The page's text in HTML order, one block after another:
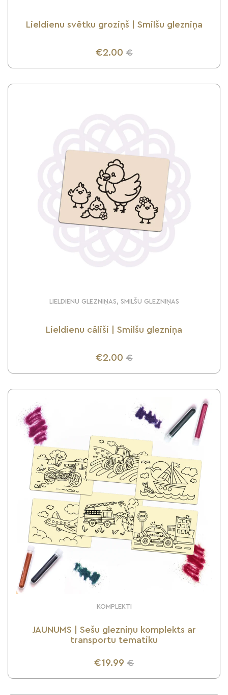
Lieldienu svētku groziņš | Smilšu glezniņa
€2.00 €
UZZINI VAIRĀK
LIELDIENU GLEZNIŅAS, SMILŠU GLEZNIŅAS
Lieldienu cālīši | Smilšu glezniņa
€2.00 €
UZZINI VAIRĀK
KOMPLEKTI
JAUNUMS | Sešu glezniņu komplekts ar
transportu tematiku
€19.99 €
UZZINI VAIRĀK